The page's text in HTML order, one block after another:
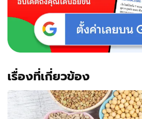
เรื่องที่เกี่ยวข้อง